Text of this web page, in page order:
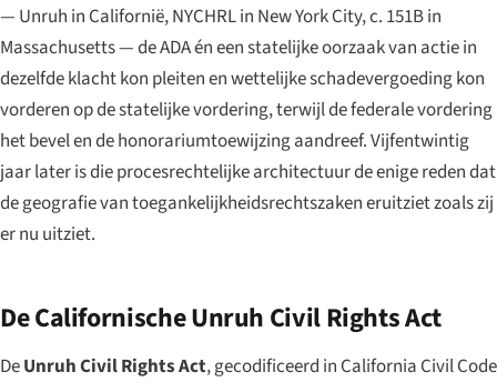
— Unruh in Californië, NYCHRL in New York City, c. 151B in
Massachusetts — de ADA én een statelijke oorzaak van actie in
dezelfde klacht kon pleiten en wettelijke schadevergoeding kon
vorderen op de statelijke vordering, terwijl de federale vordering
het bevel en de honorariumtoewijzing aandreef. Vijfentwintig
jaar later is die procesrechtelijke architectuur de enige reden dat
de geografie van toegankelijkheidsrechtszaken eruitziet zoals zij
er nu uitziet.
De Californische Unruh Civil Rights Act
DeUnruh Civil Rights Act, gecodificeerd in California Civil Code